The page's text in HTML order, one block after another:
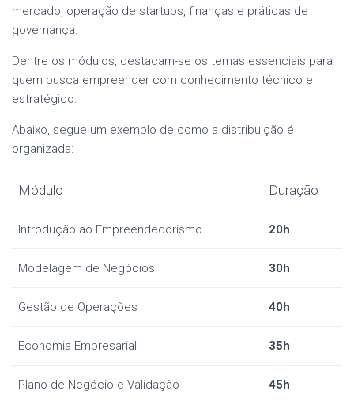
mercado, operação de startups, finanças e práticas de
governança.
Dentre os módulos, destacam-se os temas essenciais para
quem busca empreender com conhecimento técnico e
estratégico.
Abaixo, segue um exemplo de como a distribuição é
organizada:
Módulo Duração
Introdução ao Empreendedorismo 20h
Modelagem de Negócios 30h
Gestão de Operações 40h
Economia Empresarial 35h
Plano de Negócio e Validação 45h